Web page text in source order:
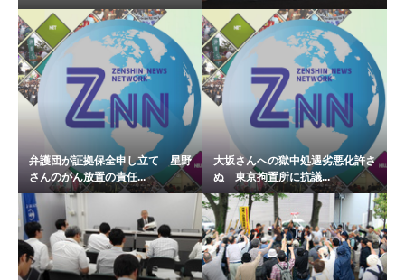
弁護団が証拠保全申し立て 星野
さんのがん放置の責任...
大坂さんへの獄中処遇劣悪化許さ
ぬ 東京拘置所に抗議...